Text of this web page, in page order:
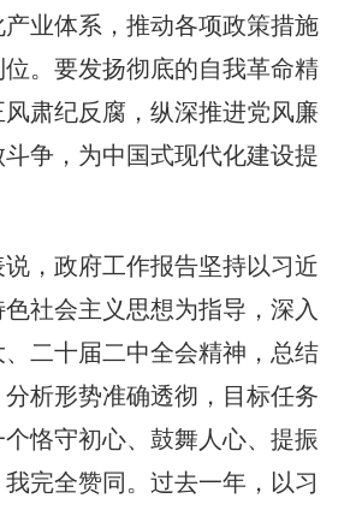
业体系，推动各项政策措施
。要发扬彻底的自我革命精
肃纪反腐，纵深推进党风廉
争，为中国式现代化建设提
政府工作报告坚持以习近
社会主义思想为指导，深入
二十届二中全会精神，总结
析形势准确透彻，目标任务
恪守初心、鼓舞人心、提振
完全赞同。过去一年，以习